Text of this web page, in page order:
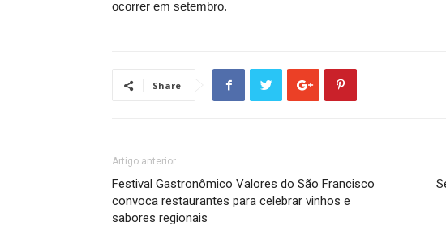
ocorrer em setembro.
Share
Artigo anterior
Festival Gastronômico Valores do São Francisco
convoca restaurantes para celebrar vinhos e
sabores regionais